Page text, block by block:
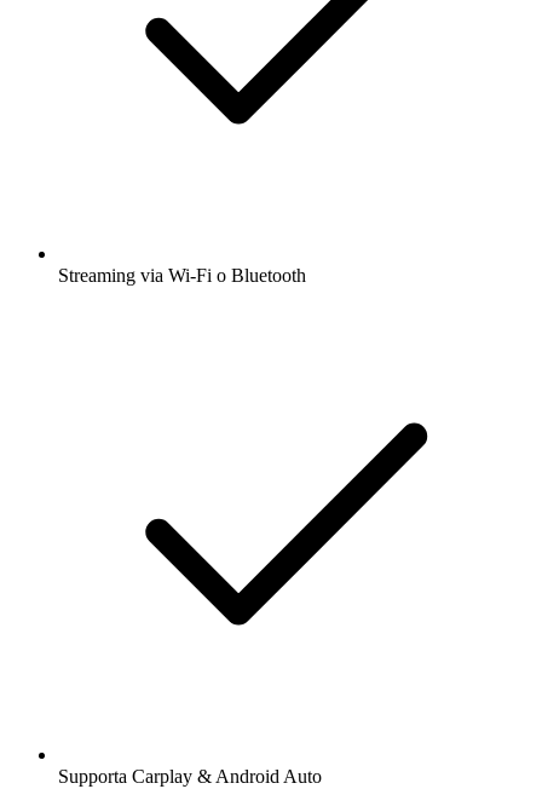
Streaming via Wi-Fi o Bluetooth
Supporta Carplay & Android Auto